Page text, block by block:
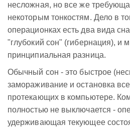
несложная, но все же
некоторым тонкостям. Дело в
операционках есть два вида
"глубокий сон" (гибернация), и
принципиальная разница.
Обычный сон - это быстрое
замораживание и остановка
протекающих в компьютере.
полностью не выключается -
удерживающая текующее